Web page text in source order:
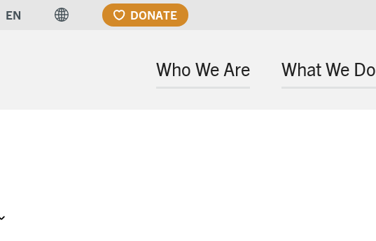
EN DONATE
Who We Are What We Do